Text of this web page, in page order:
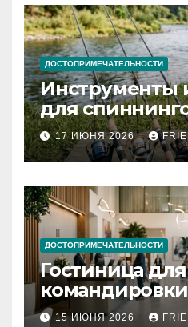
ДОСТОПРИМЕЧАТЕЛЬНОСТИ
Инструменты
для
рыбалки:
типы
17 ИЮНЯ 2026
ДОСТОПРИМЕЧАТЕЛЬНОСТИ
Гостиница для
критерии
15 ИЮНЯ 2026